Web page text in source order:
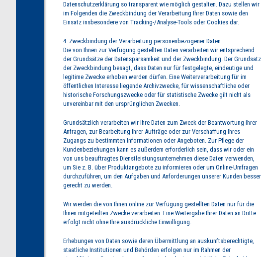
Datenschutzerklärung so transparent wie möglich gestalten. Dazu stellen wir
im Folgenden die Zweckbindung der Verarbeitung Ihrer Daten sowie den
Einsatz insbesondere von Tracking-/Analyse-Tools oder Cookies dar.
4. Zweckbindung der Verarbeitung personenbezogener Daten
Die von Ihnen zur Verfügung gestellten Daten verarbeiten wir entsprechend
der Grundsätze der Datensparsamkeit und der Zweckbindung. Der Grundsatz
der Zweckbindung besagt, dass Daten nur für festgelegte, eindeutige und
legitime Zwecke erhoben werden dürfen. Eine Weiterverarbeitung für im
öffentlichen Interesse liegende Archivzwecke, für wissenschaftliche oder
historische Forschungszwecke oder für statistische Zwecke gilt nicht als
unvereinbar mit den ursprünglichen Zwecken.
Grundsätzlich verarbeiten wir Ihre Daten zum Zweck der Beantwortung Ihrer
Anfragen, zur Bearbeitung Ihrer Aufträge oder zur Verschaffung Ihres
Zugangs zu bestimmten Informationen oder Angeboten. Zur Pflege der
Kundenbeziehungen kann es außerdem erforderlich sein, dass wir oder ein
von uns beauftragtes Dienstleistungsunternehmen diese Daten verwenden,
um Sie z. B. über Produktangebote zu informieren oder um Online-Umfragen
durchzuführen, um den Aufgaben und Anforderungen unserer Kunden besser
gerecht zu werden.
Wir werden die von Ihnen online zur Verfügung gestellten Daten nur für die
Ihnen mitgeteilten Zwecke verarbeiten. Eine Weitergabe Ihrer Daten an Dritte
erfolgt nicht ohne Ihre ausdrückliche Einwilligung.
Erhebungen von Daten sowie deren Übermittlung an auskunftsberechtigte,
staatliche Institutionen und Behörden erfolgen nur im Rahmen der